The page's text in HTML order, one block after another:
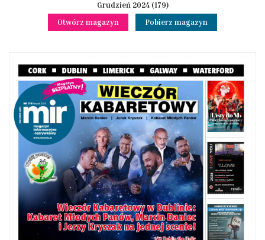
Grudzień 2024 (179)
Otwórz magazyn
Pobierz magazyn